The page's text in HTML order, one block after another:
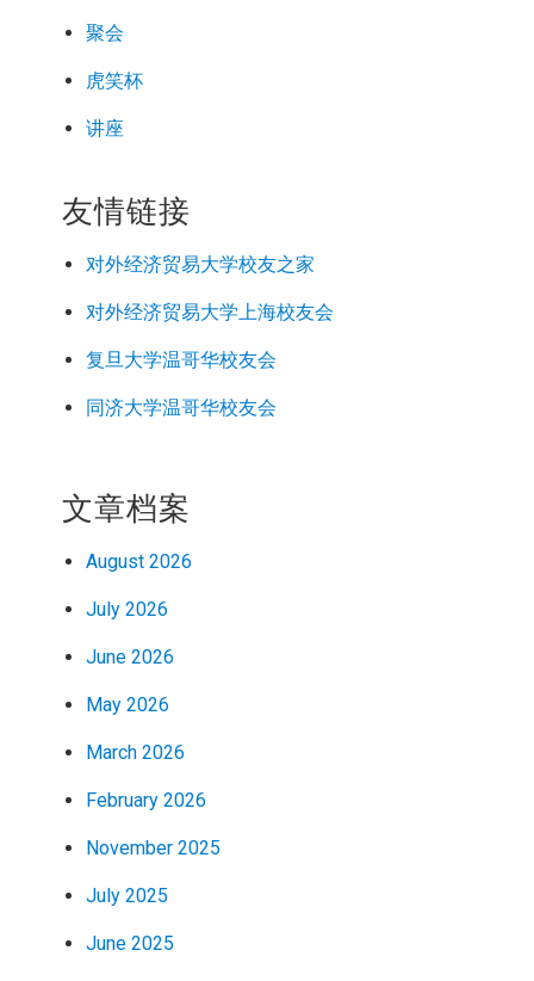
聚会
虎笑杯
讲座
友情链接
对外经济贸易大学校友之家
对外经济贸易大学上海校友会
复旦大学温哥华校友会
同济大学温哥华校友会
文章档案
August 2026
July 2026
June 2026
May 2026
March 2026
February 2026
November 2025
July 2025
June 2025